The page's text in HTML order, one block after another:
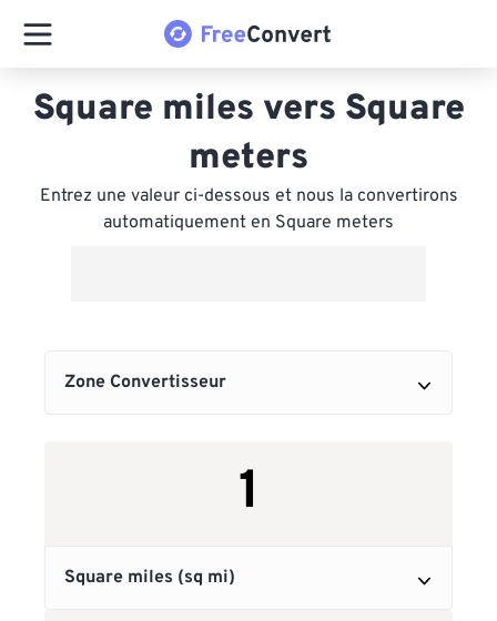
Square miles vers Square
meters
Entrez une valeur ci-dessous et nous la convertirons
automatiquement en Square meters